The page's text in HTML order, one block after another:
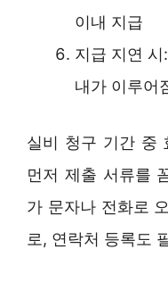
이내 지급
지급 지연
내가 이루어
실비 청구 기간 중
먼저 제출 서류를
가 문자나 전화로
로, 연락처 등록도